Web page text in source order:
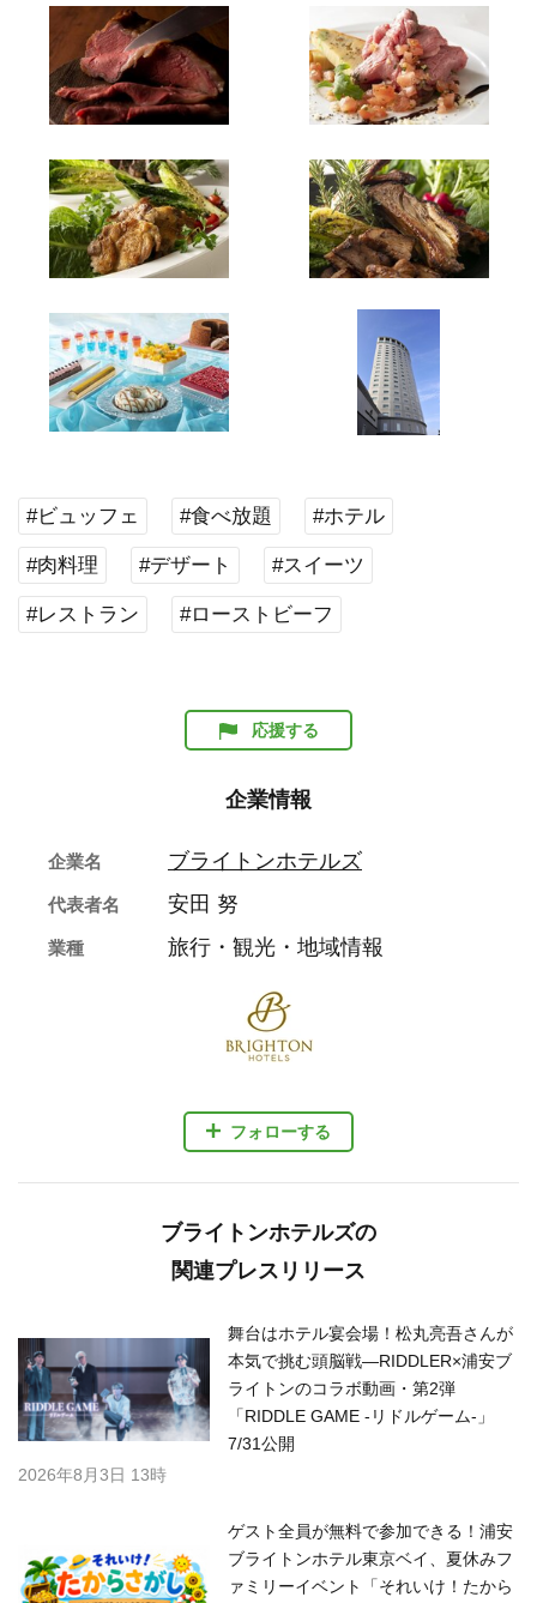
#ビュッフェ #食べ放題 #ホテル
#肉料理 #デザート #スイーツ
#レストラン #ローストビーフ
応援する
企業情報
フォローする
企業名 ブライトンホテルズ
代表者名 安田 努
業種 旅行・観光・地域情報
ブライトンホテルズの
関連プレスリリース
舞台はホテル宴会場！松丸亮吾さんが
本気で挑む頭脳戦—RIDDLER×浦安ブ
ライトンのコラボ動画・第2弾
「RIDDLE GAME -リドルゲーム-」
7/31公開
2026年8月3日 13時
ゲスト全員が無料で参加できる！浦安
ブライトンホテル東京ベイ、夏休みフ
ァミリーイベント「それいけ！たから